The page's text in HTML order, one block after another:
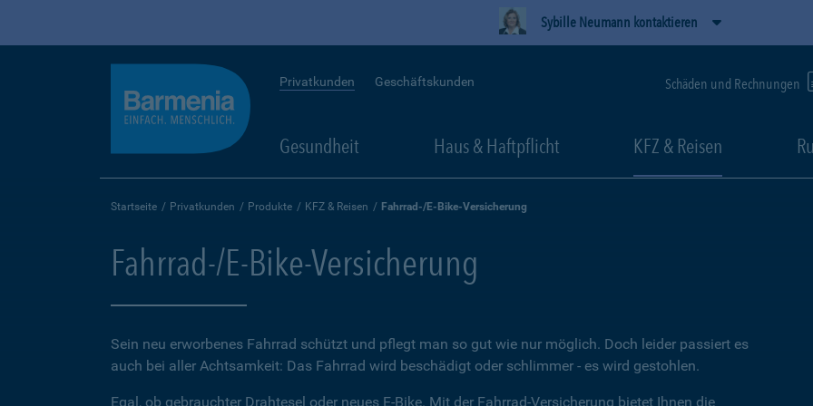
Sybille Neumann kontaktieren
Privatkunden Geschäftskunden Schäden und Rechnungen
Gesundheit Haus & Haftpflicht KFZ & Reisen
Startseite Privatkunden Produkte KFZ & Reisen Fahrrad-/E-Bike-Versicherung
Fahrrad-/E-Bike-Versicherung
Sein neu erworbenes Fahrrad schützt und pflegt man so gut wie nur möglich. Doch leider passiert es
auch bei aller Achtsamkeit: Das Fahrrad wird beschädigt oder schlimmer - es wird gestohlen.
Egal, ob gebrauchter Drahtesel oder neues E-Bike. Mit der Fahrrad-Versicherung bietet Ihnen die